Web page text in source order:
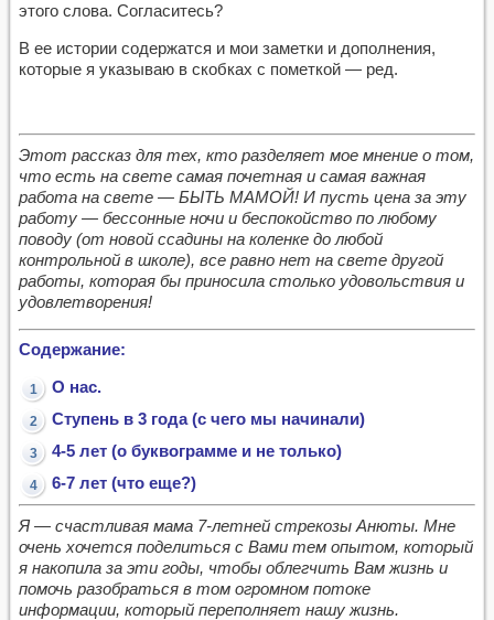
этого слова. Согласитесь?
В ее истории содержатся и мои заметки и дополнения,
которые я указываю в скобках с пометкой — ред.
Этот рассказ для тех, кто разделяет мое мнение о том,
что есть на свете самая почетная и самая важная
работа на свете — БЫТЬ МАМОЙ! И пусть цена за эту
работу — бессонные ночи и беспокойство по любому
поводу (от новой ссадины на коленке до любой
контрольной в школе), все равно нет на свете другой
работы, которая бы приносила столько удовольствия и
удовлетворения!
Содержание:
О нас.
Ступень в 3 года (с чего мы начинали)
4-5 лет (о буквограмме и не только)
6-7 лет (что еще?)
Я — счастливая мама 7-летней стрекозы Анюты. Мне
очень хочется поделиться с Вами тем опытом, который
я накопила за эти годы, чтобы облегчить Вам жизнь и
помочь разобраться в том огромном потоке
информации, который переполняет нашу жизнь.